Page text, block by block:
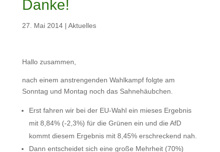
Danke!
27. Mai 2014| Aktuelles
Hallo zusammen,
nach einem anstrengenden Wahlkampf folgte am
Sonntag und Montag noch das Sahnehäubchen.
Erst fahren wir bei der EU-Wahl ein mieses Ergebnis
mit 8,84% (-2,3%) für die Grünen ein und die AfD
kommt diesem Ergebnis mit 8,45% erschreckend nah.
Dann entscheidet sich eine große Mehrheit (70%)